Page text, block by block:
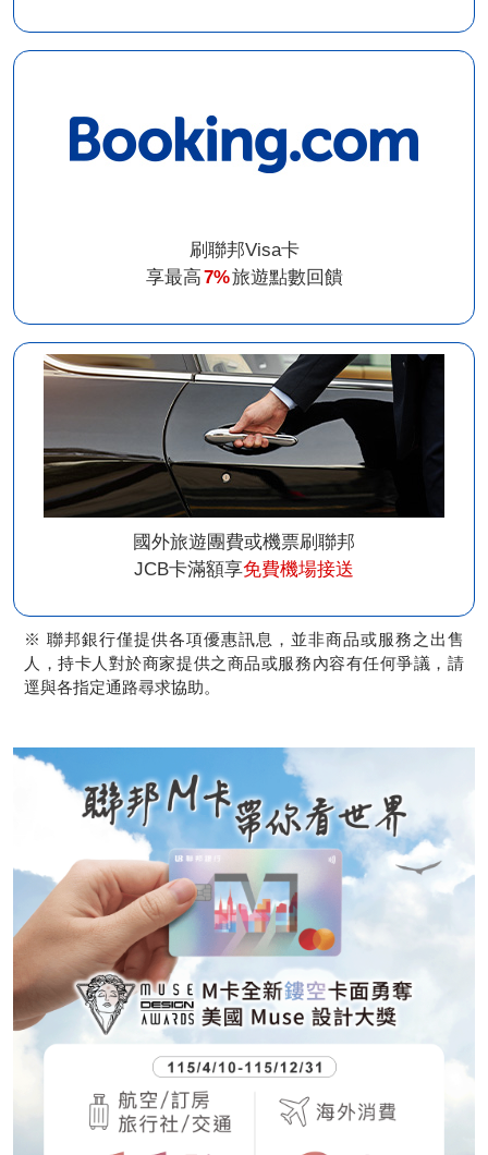
刷聯邦Visa卡
享最高7%旅遊點數回饋
國外旅遊團費或機票刷聯邦
JCB卡滿額享免費機場接送
※ 聯邦銀行僅提供各項優惠訊息，並非商品或服務之出售
人，持卡人對於商家提供之商品或服務內容有任何爭議，請
逕與各指定通路尋求協助。